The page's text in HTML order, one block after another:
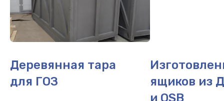
Деревянная тара
для ГОЗ
ящиков из
и OSB